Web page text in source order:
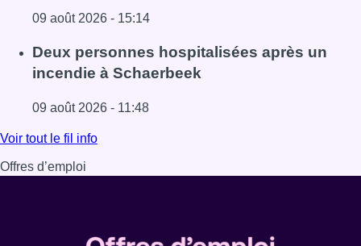
09 août 2026 - 15:14
Lire l'article L’Union Saint-Gilloise démarre la saison par
Deux personnes hospitalisées après un
incendie à Schaerbeek
09 août 2026 - 11:48
Lire l'article Deux personnes hospitalisées après un
Voir tout le fil info
Offres d’emploi